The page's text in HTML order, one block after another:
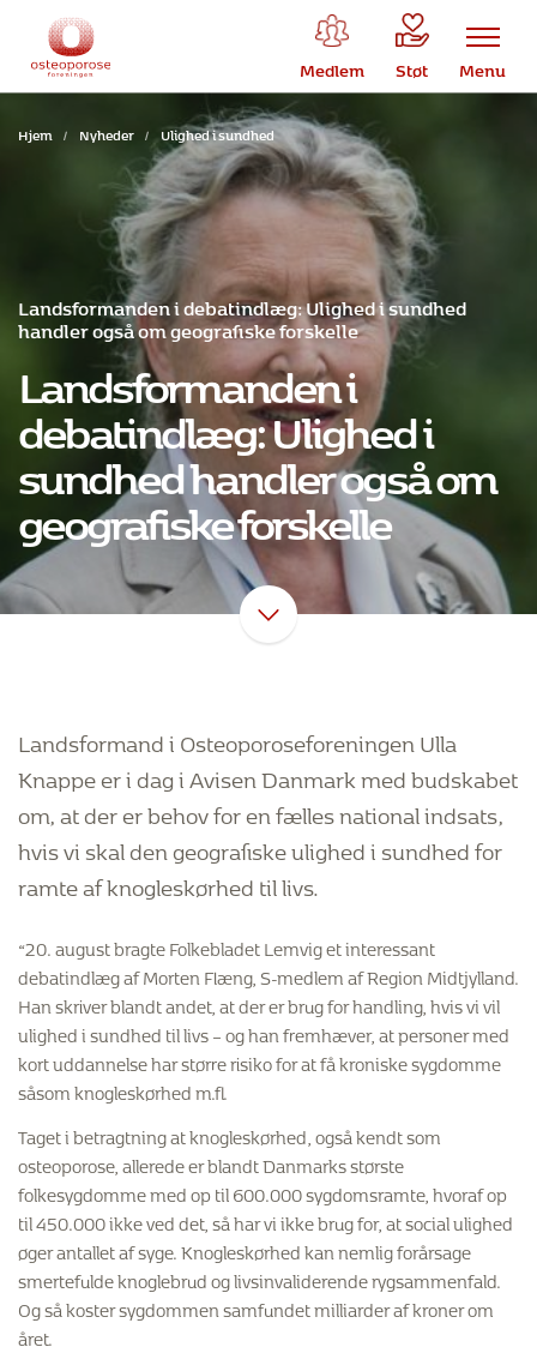
Medlem Støt Menu
Hjem / Nyheder / Ulighed i sundhed
Landsformanden i debatindlæg: Ulighed i sundhed
handler også om geografiske forskelle
Landsformanden i
debatindlæg: Ulighed i
sundhed handler også om
geografiske forskelle
Landsformand i Osteoporoseforeningen Ulla
Knappe er i dag i Avisen Danmark med budskabet
om, at der er behov for en fælles national indsats,
hvis vi skal den geografiske ulighed i sundhed for
ramte af knogleskørhed til livs.
“20. august bragte Folkebladet Lemvig et interessant
debatindlæg af Morten Flæng, S-medlem af Region Midtjylland.
Han skriver blandt andet, at der er brug for handling, hvis vi vil
ulighed i sundhed til livs – og han fremhæver, at personer med
kort uddannelse har større risiko for at få kroniske sygdomme
såsom knogleskørhed m.fl.
Taget i betragtning at knogleskørhed, også kendt som
osteoporose, allerede er blandt Danmarks største
folkesygdomme med op til 600.000 sygdomsramte, hvoraf op
til 450.000 ikke ved det, så har vi ikke brug for, at social ulighed
øger antallet af syge. Knogleskørhed kan nemlig forårsage
smertefulde knoglebrud og livsinvaliderende rygsammenfald.
Og så koster sygdommen samfundet milliarder af kroner om
året.